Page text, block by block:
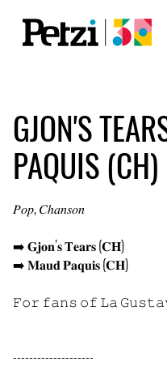
GJON'S
PAQUIS (CH)
𝑃𝑜𝑝, 𝐶ℎ𝑎𝑛𝑠𝑜𝑛
➡️ 𝐆𝐣𝐨𝐧’𝐬 𝐓𝐞𝐚𝐫𝐬 (𝐂𝐇)
➡️ 𝐌𝐚𝐮𝐝 𝐏𝐚𝐪𝐮𝐢𝐬 (𝐂𝐇)
𝙵𝚘𝚛 𝚏𝚊𝚗𝚜 𝚘𝚏 𝙻𝚊
--------------------